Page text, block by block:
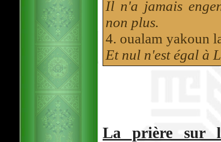
Il n'a jamais
non plus.
4. oualam yakoun
Et nul n'est égal à
La prière sur